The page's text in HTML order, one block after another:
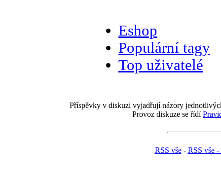
Eshop
Populární tagy
Top uživatelé
Příspěvky v diskuzi vyjadřují názory
Provoz diskuze se řídí
RSS vše- RSS vše